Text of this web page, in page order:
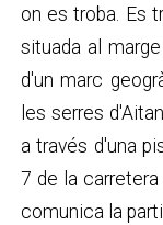
on es troba. Es
situada al
d'un marc
les serres
a través d'una
7 de la
comunica la